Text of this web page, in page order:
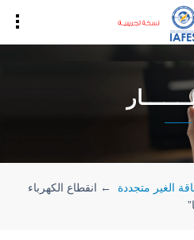
الغير متجددة ← انقطاع الكهرباء